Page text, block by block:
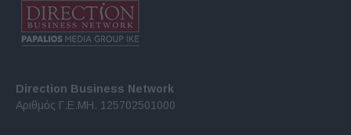
Direction Business Network
Αριθμός Γ.Ε.ΜΗ. 125702501000